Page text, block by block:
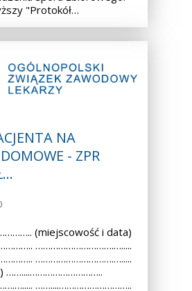
"Protokół…
NA
- ZPR
(miejscowość i data)
………………………….….....
………………………….….....
……....………………………..
……....………………………..